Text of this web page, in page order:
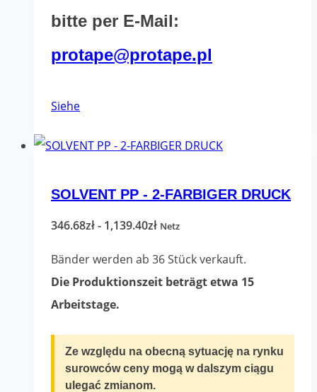
bitte per E-Mail:
protape@protape.pl
SieheDieses
hat
Varianten.
Die
können
auf
der
Produktseite
ausgewählt
werden
SOLVENT PP - 2-FARBIGER DRUCK
346.68zł- 1,139.40złPreisspanne:
1,139.40zł
Netz
Bänder werden ab 36 Stück verkauft.
Die Produktionszeit beträgt etwa 15
Arbeitstage.
Ze względu na obecną sytuację na rynku
surowców ceny mogą w dalszym ciągu
ulegać zmianom.